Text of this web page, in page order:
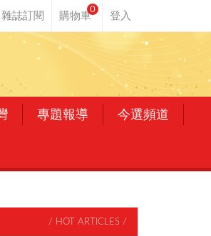
0
專題報導 今選頻道
/ HOT ARTICLES /